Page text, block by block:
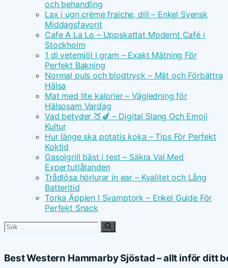
och behandling
Lax i ugn crème fraiche, dill – Enkel Svensk
Middagsfavorit
Cafe A La Lo – Uppskattat Modernt Café i
Stockholm
1 dl vetemjöl i gram – Exakt Mätning För
Perfekt Bakning
Normal puls och blodtryck – Mät och Förbättra
Hälsa
Mat med lite kalorier – Vägledning för
Hälsosam Vardag
Vad betyder 🍑🍆 – Digital Slang Och Emoji
Kultur
Hur länge ska potatis koka – Tips För Perfekt
Koktid
Gasolgrill bäst i test – Säkra Val Med
Expertutlåtanden
Trådlösa hörlurar in ear – Kvalitet och Lång
Batteritid
Torka Äpplen I Svamptork – Enkel Guide För
Perfekt Snack
Sök
Best Western Hammarby Sjöstad – allt inför ditt